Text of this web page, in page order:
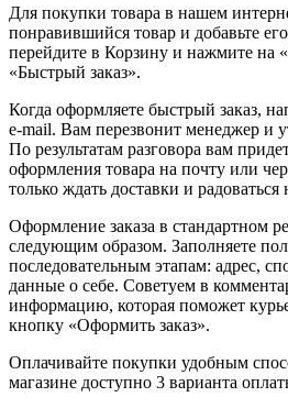
Для покупки товара в нашем
понравившийся товар и добавьте
перейдите в Корзину и нажмите на
«Быстрый заказ».
Когда оформляете быстрый заказ,
e-mail. Вам перезвонит менеджер и
По результатам разговора вам
оформления товара на почту или
только ждать доставки и
Оформление заказа в стандартном
следующим образом. Заполняете
последовательным этапам: адрес,
данные о себе. Советуем в
информацию, которая поможет
кнопку «Оформить заказ».
Оплачивайте покупки удобным
магазине доступно 3 варианта